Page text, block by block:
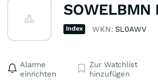
SOWELBMN
Index WKN:SL0AWV
Alarme
einrichten
Zur Watchlist
hinzufügen